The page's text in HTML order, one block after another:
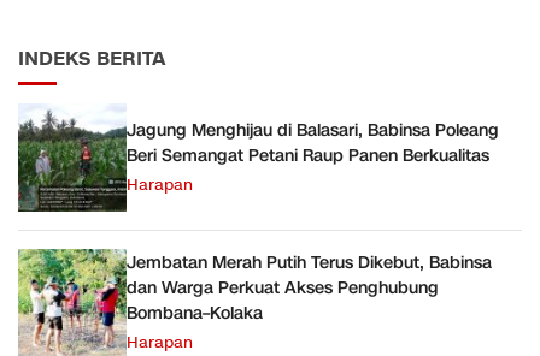
INDEKS BERITA
Jagung Menghijau di Balasari, Babinsa Poleang
Beri Semangat Petani Raup Panen Berkualitas
Harapan
Jembatan Merah Putih Terus Dikebut, Babinsa
dan Warga Perkuat Akses Penghubung
Bombana–Kolaka
Harapan